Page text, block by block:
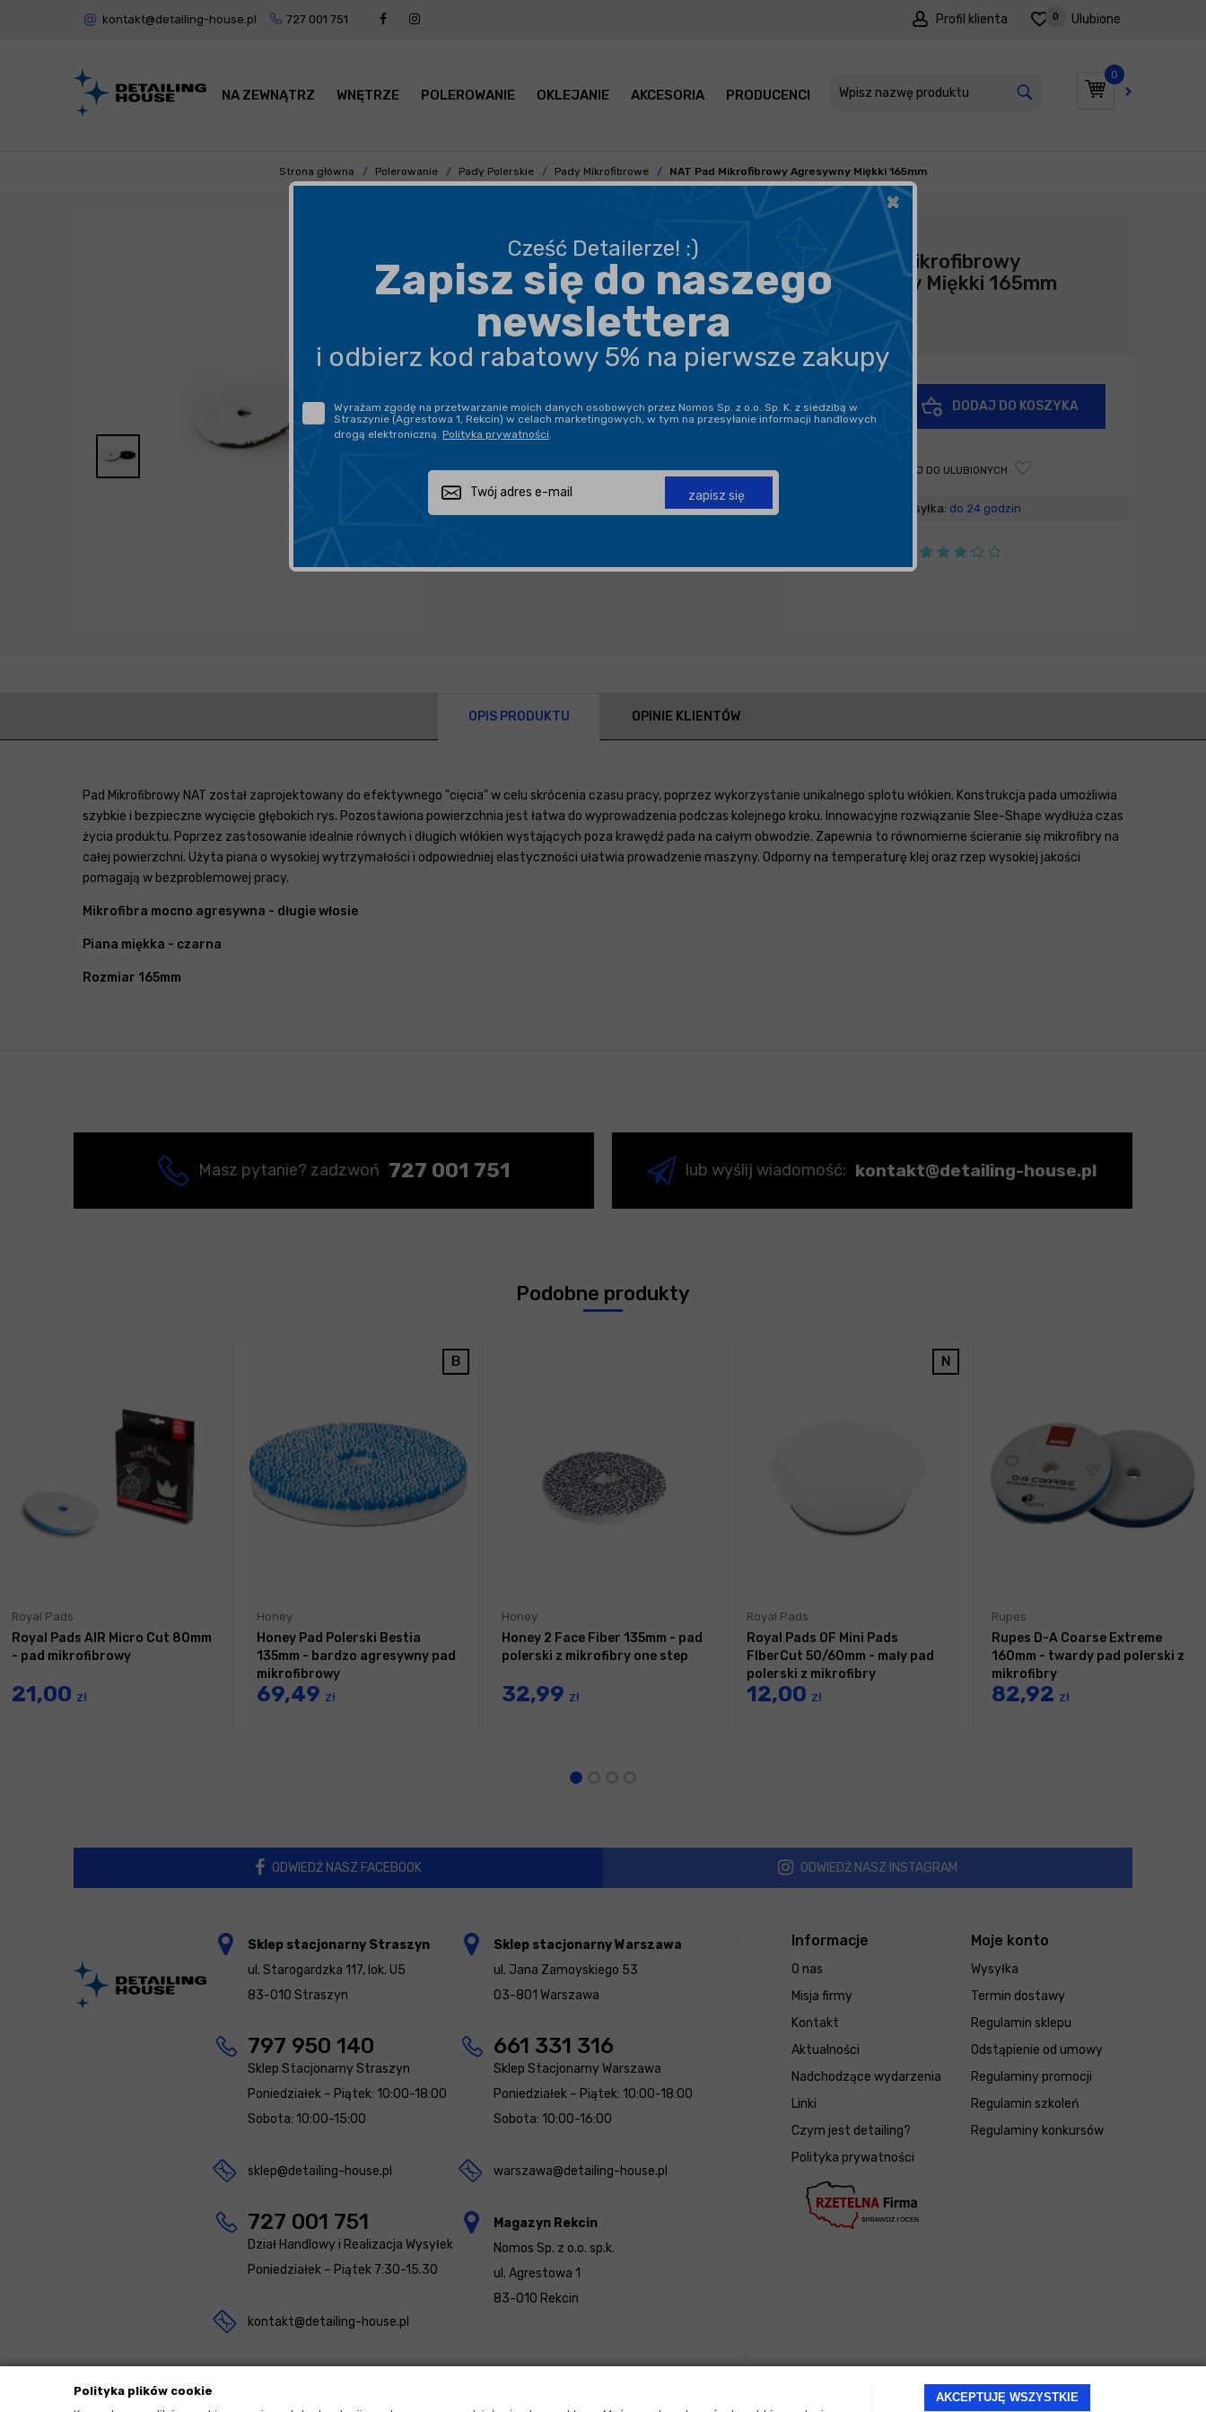
Polityka plików cookie
AKCEPTUJĘ WSZYSTKIE
kontakt@detailing-house.pl 727 001 751 Profil klienta Ulubione
0
0
NA ZEWNĄTRZ WNĘTRZE POLEROWANIE OKLEJANIE AKCESORIA PRODUCENCI PROMOCJE
Strona główna Polerowanie Pady Polerskie Pady Mikrofibrowe NAT Pad Mikrofibrowy Agresywny Miękki 165mm
BEZPIECZNA WYSYŁKA
DARMOWA DOSTAWA OD 199,90 ZŁ
PROFESJONALNE DORADZTWO
Zapytaj o produkt
Producent: NAT
NAT Pad Mikrofibrowy
Agresywny Miękki 165mm
40,90zł
-
DODAJ DO KOSZYKA
DODAJ DO ULUBIONYCH
Wysyłka: do 24 godzin
OPIS PRODUKTU OPINIE KLIENTÓW
Pad Mikrofibrowy NAT został zaprojektowany do efektywnego "cięcia" w celu skrócenia czasu pracy, poprzez wykorzystanie unikalnego splotu włókien. Konstrukcja pada umożliwia
szybkie i bezpieczne wycięcie głębokich rys. Pozostawiona powierzchnia jest łatwa do wyprowadzenia podczas kolejnego kroku. Innowacyjne rozwiązanie Slee-Shape wydłuża czas
życia produktu. Poprzez zastosowanie idealnie równych i długich włókien wystających poza krawędź pada na całym obwodzie. Zapewnia to równomierne ścieranie się mikrofibry na
całej powierzchni. Użyta piana o wysokiej wytrzymałości i odpowiedniej elastyczności ułatwia prowadzenie maszyny. Odporny na temperaturę klej oraz rzep wysokiej jakości
pomagają w bezproblemowej pracy.
Mikrofibra mocno agresywna - długie włosie
Piana miękka - czarna
Rozmiar 165mm
Masz pytanie? zadzwoń 727 001 751 lub wyślij wiadomość: kontakt@detailing-house.pl
Podobne produkty
Royal Pads
Royal Pads AIR Micro Cut 80mm
- pad mikrofibrowy
21,00 zł
Honey
Honey Pad Polerski Bestia
135mm - bardzo agresywny pad
mikrofibrowy
69,49 zł
Honey
Honey 2 Face Fiber 135mm - pad
polerski z mikrofibry one step
32,99 zł
Royal Pads
Royal Pads OF Mini Pads
FIberCut 50/60mm - mały pad
polerski z mikrofibry
12,00 zł
Rupes
Rupes D-A Coarse Extreme
160mm - twardy pad polerski z
mikrofibry
82,92 zł
ODWIEDŹ NASZ FACEBOOK ODWIEDŹ NASZ INSTAGRAM
×
Cześć Detailerze! :)
Zapisz się do naszego
newslettera
i odbierz kod rabatowy 5% na pierwsze zakupy
Wyrażam zgodę na przetwarzanie moich danych osobowych przez Nomos Sp. z o.o. Sp. K. z siedzibą w
Straszynie (Agrestowa 1, Rekcin) w celach marketingowych, w tym na przesyłanie informacji handlowych
drogą elektroniczną. Polityka prywatności
zapisz się
Informacje
O nas
Misja firmy
Kontakt
Aktualności
Nadchodzące wydarzenia
Linki
Czym jest detailing?
Polityka prywatności
Moje konto
Wysyłka
Termin dostawy
Regulamin sklepu
Odstąpienie od umowy
Regulaminy promocji
Regulamin szkoleń
Regulaminy konkursów
Sklep stacjonarny Straszyn
ul. Starogardzka 117, lok. U5
83-010 Straszyn
797 950 140
Sklep Stacjonarny Straszyn
Poniedziałek – Piątek: 10:00-18:00
Sobota: 10:00-15:00
sklep@detailing-house.pl
727 001 751
Dział Handlowy i Realizacja Wysyłek
Poniedziałek – Piątek 7:30-15.30
kontakt@detailing-house.pl
Sklep stacjonarny Warszawa
ul. Jana Zamoyskiego 53
03-801 Warszawa
661 331 316
Sklep Stacjonarny Warszawa
Poniedziałek – Piątek: 10:00-18:00
Sobota: 10:00-16:00
warszawa@detailing-house.pl
Magazyn Rekcin
Nomos Sp. z o.o. sp.k.
ul. Agrestowa 1
83-010 Rekcin